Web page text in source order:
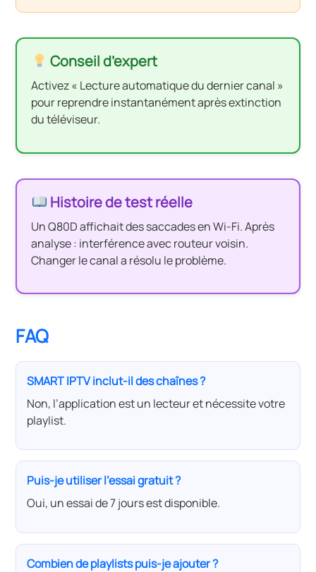
Conseil d’expert
Activez « Lecture automatique du dernier canal »
pour reprendre instantanément après extinction
du téléviseur.
Histoire de test réelle
Un Q80D affichait des saccades en Wi-Fi. Après
analyse : interférence avec routeur voisin.
Changer le canal a résolu le problème.
FAQ
SMART IPTV inclut-il des chaînes ?
Non, l’application est un lecteur et nécessite votre
playlist.
Puis-je utiliser l’essai gratuit ?
Oui, un essai de 7 jours est disponible.
Combien de playlists puis-je ajouter ?